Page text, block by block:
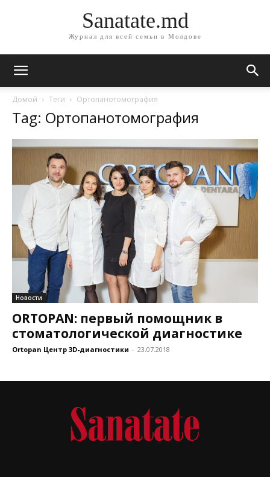
Sanatate.md
Журнал для всей семьи в Молдове
Домой Теги Ортопанотомография
Tag: Ортопанотомография
Новости
ORTOPAN: первый помощник в
стоматологической диагностике
Ortopan Центр 3D-диагностики - 23.07.2018